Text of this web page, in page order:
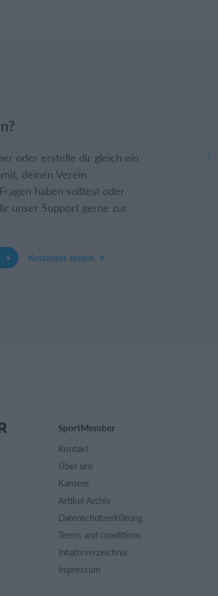
oder erstelle dir gleich ein
deinen Verein
haben solltest oder
unser Support gerne zur
Kostenlos testen
SportMember
Kontakt
Über uns
Karriere
Artikel Archiv
Datenschutzerklärung
Terms and conditions
Inhaltsverzeichnis
Impressum